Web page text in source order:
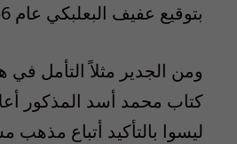
بتوقيع عفيف البعلبكي عام 1956).
ومن الجدير مثلاً التأمل في
كتاب محمد أسد المذكور
ليسوا بالتأكيد أتباع